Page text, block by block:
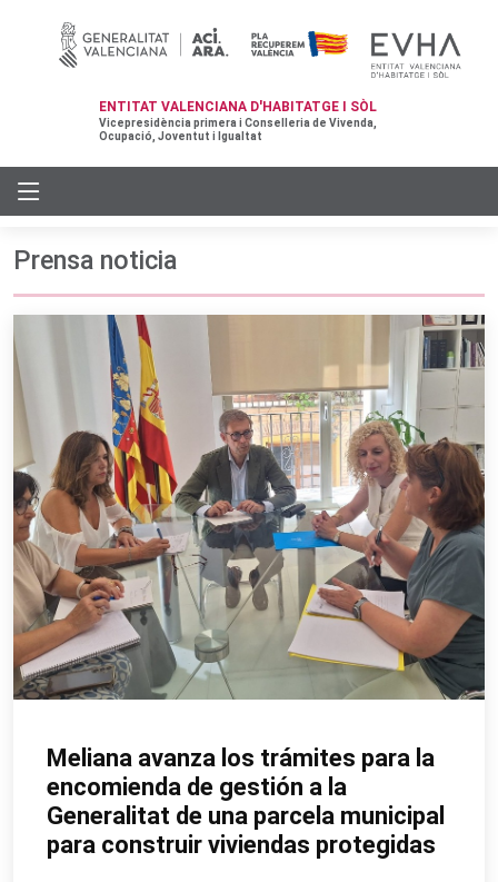
ENTITAT VALENCIANA D'HABITATGE I SÒL
Vicepresidència primera i Conselleria de Vivenda,
Ocupació, Joventut i Igualtat
Prensa noticia
Meliana avanza los trámites para la
encomienda de gestión a la
Generalitat de una parcela municipal
para construir viviendas protegidas